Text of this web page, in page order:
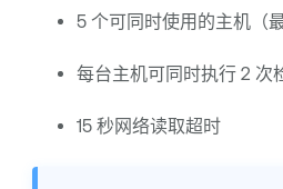
5 个可同时使用的主机（最
每台主机可同时执行 2 次
15 秒网络读取超时